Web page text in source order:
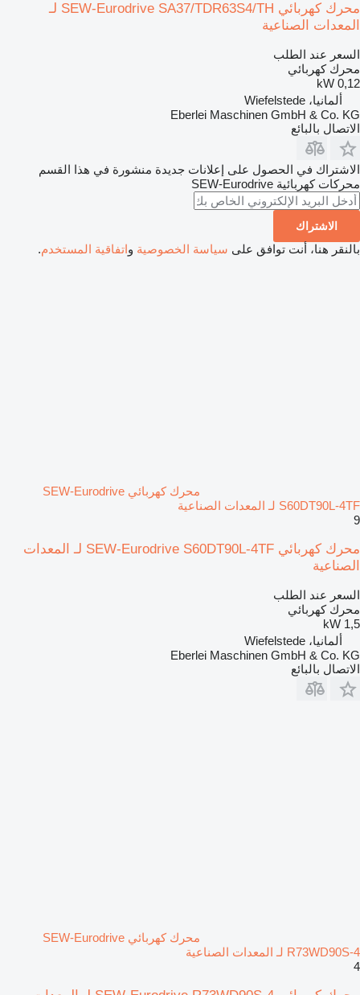
محرك كهربائي SEW-Eurodrive SA37/TDR63S4/TH لـ
المعدات الصناعية
السعر عند الطلب
محرك كهربائي
0,12 kW
ألمانيا، Wiefelstede
Eberlei Maschinen GmbH & Co. KG
الاتصال بالبائع
الاشتراك في الحصول على إعلانات جديدة منشورة في هذا القسم
محركات كهربائية SEW-Eurodrive
الاشتراك
بالنقر هنا، أنت توافق على سياسة الخصوصية واتفاقية المستخدم.
محرك كهربائي SEW-Eurodrive
S60DT90L-4TF لـ المعدات الصناعية
9
محرك كهربائي SEW-Eurodrive S60DT90L-4TF لـ المعدات
الصناعية
السعر عند الطلب
محرك كهربائي
1,5 kW
ألمانيا، Wiefelstede
Eberlei Maschinen GmbH & Co. KG
الاتصال بالبائع
محرك كهربائي SEW-Eurodrive
R73WD90S-4 لـ المعدات الصناعية
4